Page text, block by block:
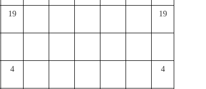
19 19
4 4